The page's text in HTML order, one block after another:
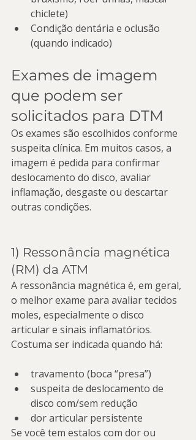
chiclete)
Condição dentária e oclusão
(quando indicado)
Exames de imagem
que podem ser
solicitados para DTM
Os exames são escolhidos conforme
suspeita clínica. Em muitos casos, a
imagem é pedida para confirmar
deslocamento do disco, avaliar
inflamação, desgaste ou descartar
outras condições.
1) Ressonância magnética
(RM) da ATM
A ressonância magnética é, em geral,
o melhor exame para avaliar tecidos
moles, especialmente o disco
articular e sinais inflamatórios.
Costuma ser indicada quando há:
travamento (boca “presa”)
suspeita de deslocamento de
disco com/sem redução
dor articular persistente
Se você tem estalos com dor ou